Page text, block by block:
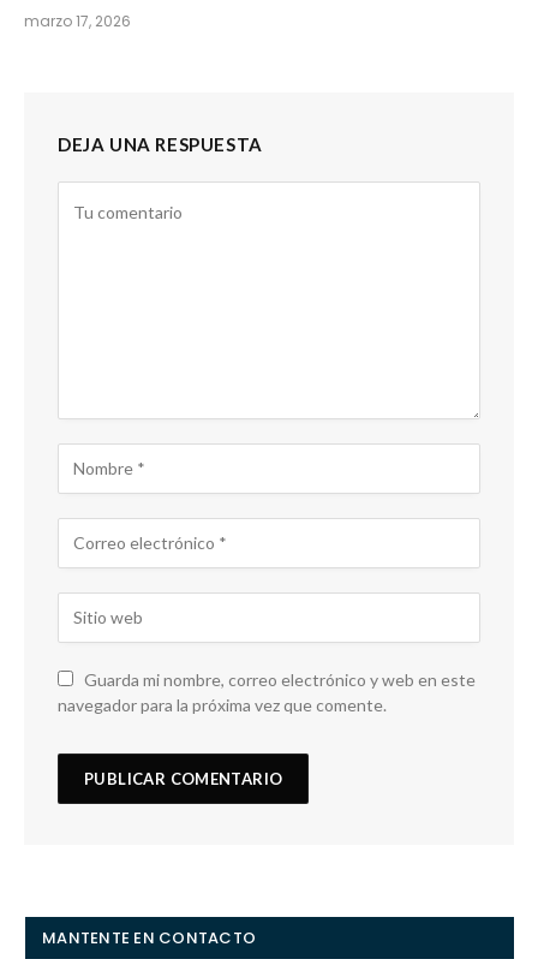
marzo 17, 2026
DEJA UNA RESPUESTA
Guarda mi nombre, correo electrónico y web en este
navegador para la próxima vez que comente.
MANTENTE EN CONTACTO